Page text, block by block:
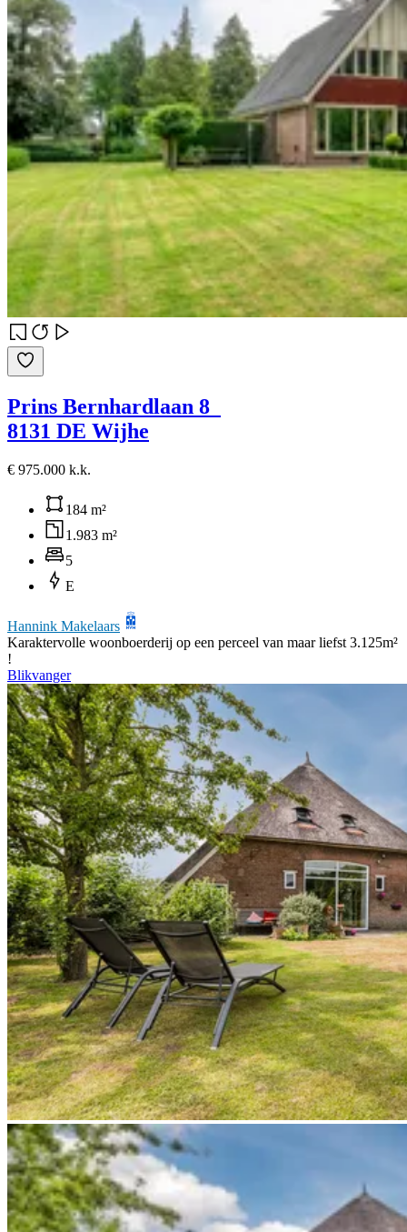
Prins Bernhardlaan 8
8131 DE Wijhe
€ 975.000 k.k.
184 m²
1.983 m²
5
E
Hannink Makelaars
Karaktervolle woonboerderij op een perceel van maar liefst 3.125m²
!
Blikvanger